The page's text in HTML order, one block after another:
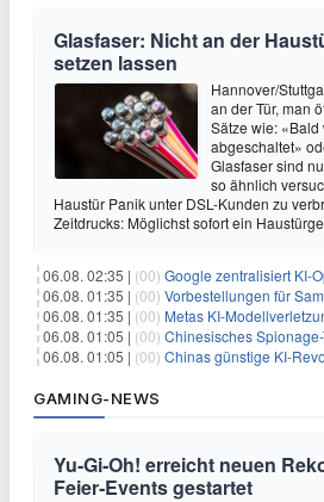
Glasfaser: Nicht an der
setzen lassen
Hannover/
an der Tür, man
Sätze wie: «Bald
abgeschaltet»
Glasfaser sind
so ähnlich
Haustür Panik unter DSL-Kunden zu
Zeitdrucks: Möglichst sofort ein
06.08. 02:35 | (00) Google zentralisiert KI-Operationen in
06.08. 01:35 | (00) Vorbestellungen für Samsungs faltbares Telefon
06.08. 01:35 | (00) Metas KI-Modellverletzung wirft
06.08. 01:05 | (00) Chinesisches Spionage-Tool erweitert seinen
06.08. 01:05 | (00) Chinas günstige KI-Revolution lenkt
GAMING-NEWS
Yu‑Gi‑Oh! erreicht neuen
Feier‑Events gestartet